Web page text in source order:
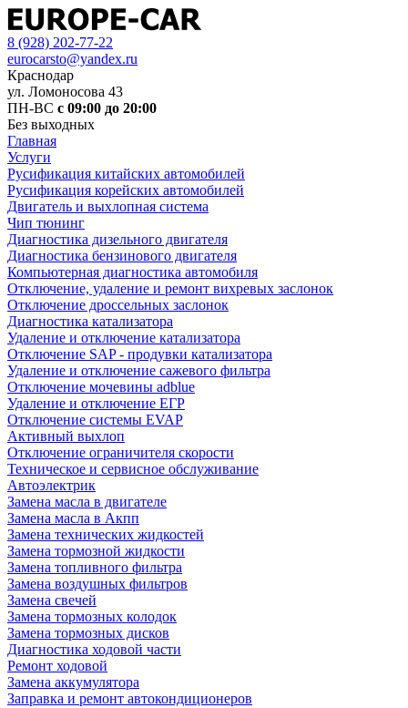
8 (928) 202-77-22
eurocarsto@yandex.ru
Краснодар
ул. Ломоносова 43
ПН-ВС с 09:00 до 20:00
Без выходных
Главная
Услуги
Русификация китайских автомобилей
Русификация корейских автомобилей
Двигатель и выхлопная система
Чип тюнинг
Диагностика дизельного двигателя
Диагностика бензинового двигателя
Компьютерная диагностика автомобиля
Отключение, удаление и ремонт вихревых заслонок
Отключение дроссельных заслонок
Диагностика катализатора
Удаление и отключение катализатора
Отключение SAP - продувки катализатора
Удаление и отключение сажевого фильтра
Отключение мочевины adblue
Удаление и отключение ЕГР
Отключение системы EVAP
Активный выхлоп
Отключение ограничителя скорости
Техническое и сервисное обслуживание
Автоэлектрик
Замена масла в двигателе
Замена масла в Акпп
Замена технических жидкостей
Замена тормозной жидкости
Замена топливного фильтра
Замена воздушных фильтров
Замена свечей
Замена тормозных колодок
Замена тормозных дисков
Диагностика ходовой части
Ремонт ходовой
Замена аккумулятора
Заправка и ремонт автокондиционеров